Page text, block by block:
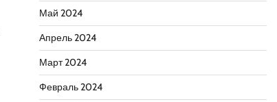
Май 2024
Апрель 2024
Март 2024
Февраль 2024